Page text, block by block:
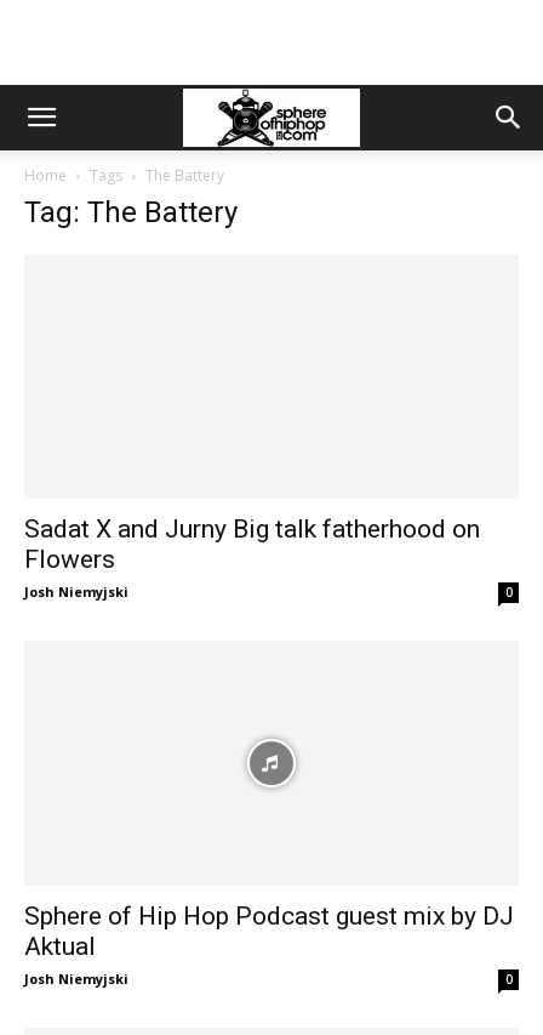
Home Tags The Battery
Tag: The Battery
Sadat X and Jurny Big talk fatherhood on
Flowers
Josh Niemyjski 0
Sphere of Hip Hop Podcast guest mix by DJ
Aktual
Josh Niemyjski 0